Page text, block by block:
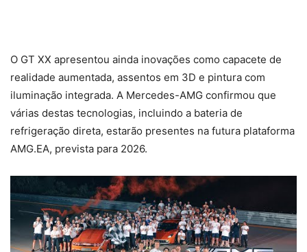
O GT XX apresentou ainda inovações como capacete de
realidade aumentada, assentos em 3D e pintura com
iluminação integrada. A Mercedes-AMG confirmou que
várias destas tecnologias, incluindo a bateria de
refrigeração direta, estarão presentes na futura plataforma
AMG.EA, prevista para 2026.